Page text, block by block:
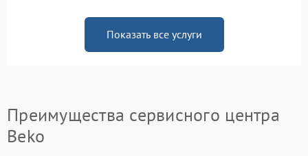
Показать все услуги
Преимущества сервисного центра
Beko